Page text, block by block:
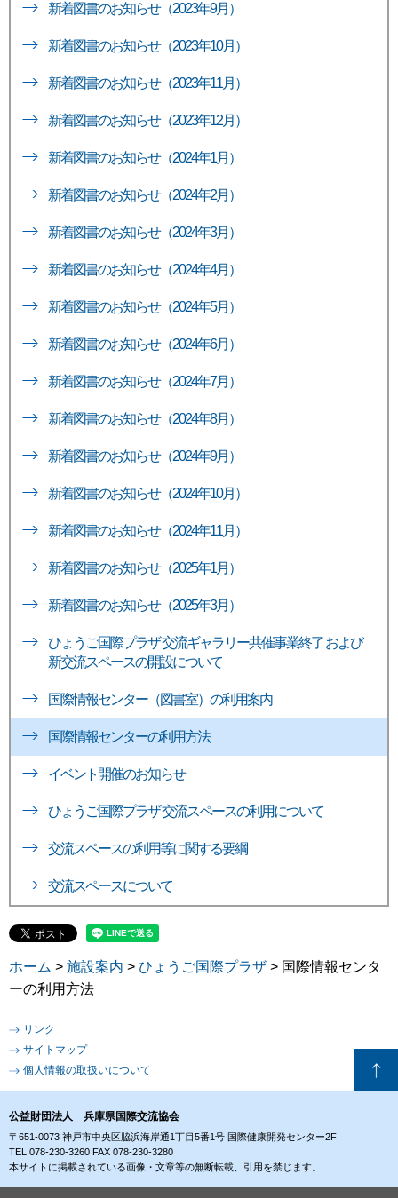
新着図書のお知らせ（2023年9月）
新着図書のお知らせ（2023年10月）
新着図書のお知らせ（2023年11月）
新着図書のお知らせ（2023年12月）
新着図書のお知らせ（2024年1月）
新着図書のお知らせ（2024年2月）
新着図書のお知らせ（2024年3月）
新着図書のお知らせ（2024年4月）
新着図書のお知らせ（2024年5月）
新着図書のお知らせ（2024年6月）
新着図書のお知らせ（2024年7月）
新着図書のお知らせ（2024年8月）
新着図書のお知らせ（2024年9月）
新着図書のお知らせ（2024年10月）
新着図書のお知らせ（2024年11月）
新着図書のお知らせ（2025年1月）
新着図書のお知らせ（2025年3月）
ひょうご国際プラザ 交流ギャラリー共催事業終了 および
新交流スペースの開設について
国際情報センター（図書室）の利用案内
国際情報センターの利用方法
イベント開催のお知らせ
ひょうご国際プラザ 交流スペースの利用について
交流スペースの利用等に関する要綱
交流スペースについて
ホーム > 施設案内 > ひょうご国際プラザ > 国際情報センタ
ーの利用方法
リンク
サイトマップ
個人情報の取扱いについて
公益財団法人 兵庫県国際交流協会
〒651-0073 神戸市中央区脇浜海岸通1丁目5番1号 国際健康開発センター2F
TEL 078-230-3260 FAX 078-230-3280
本サイトに掲載されている画像・文章等の無断転載、引用を禁じます。